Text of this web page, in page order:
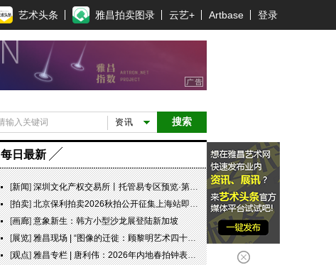
艺术头条 雅昌拍卖图录 云艺+ Artbase 登录
搜索
资讯
每日最新
[新闻]深圳文化产权交易所丨托管易专区预览·第五十六期
[拍卖]北京保利拍卖2026秋拍公开征集上海站即将启幕，中国古董珍玩部邀您携珍叙谊
[画廊]意象新生：韩方小型沙龙展登陆新加坡
[展览]雅昌现场 | “图像的迁徙：顾黎明艺术四十年” 一场回望与再出发
[观点]雅昌专栏 | 唐利伟：2026年内地春拍钟表市场观察 赛道重构、圈层分化与收藏逻辑迭代